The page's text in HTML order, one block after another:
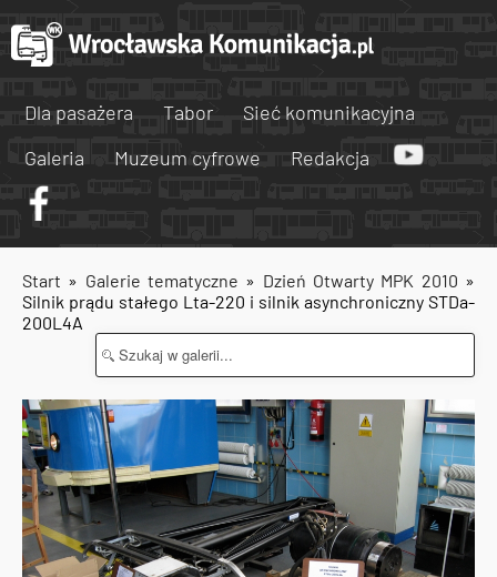
Dla pasażera Tabor
Sieć komunikacyjna
Galeria
Muzeum cyfrowe Redakcja
Start » Galerie tematyczne » Dzień Otwarty MPK 2010 »
Silnik prądu stałego Lta-220 i silnik asynchroniczny STDa-
200L4A